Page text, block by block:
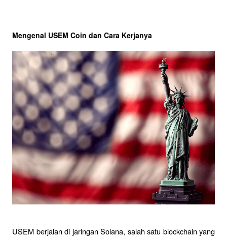
Mengenal USEM Coin dan Cara Kerjanya
USEM berjalan di jaringan Solana, salah satu blockchain yang